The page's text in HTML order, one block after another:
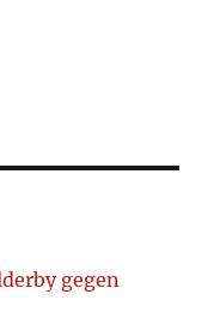
gegen